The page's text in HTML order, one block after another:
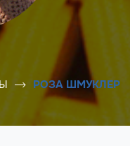
РОЗА ШМУКЛЕР